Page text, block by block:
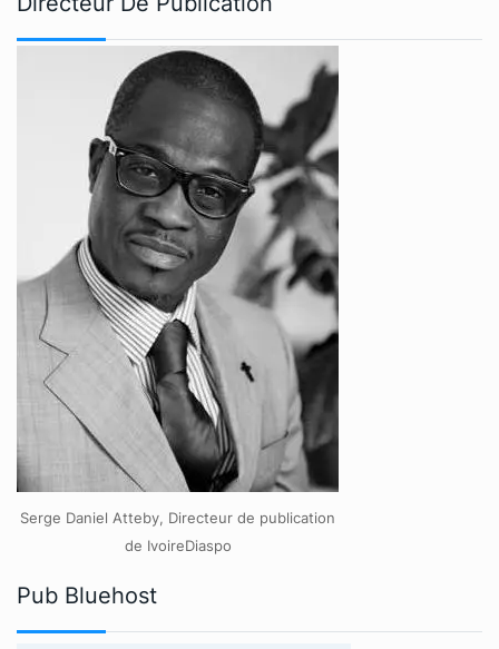
Serge Daniel Atteby, Directeur de publication
de IvoireDiaspo
Pub Bluehost